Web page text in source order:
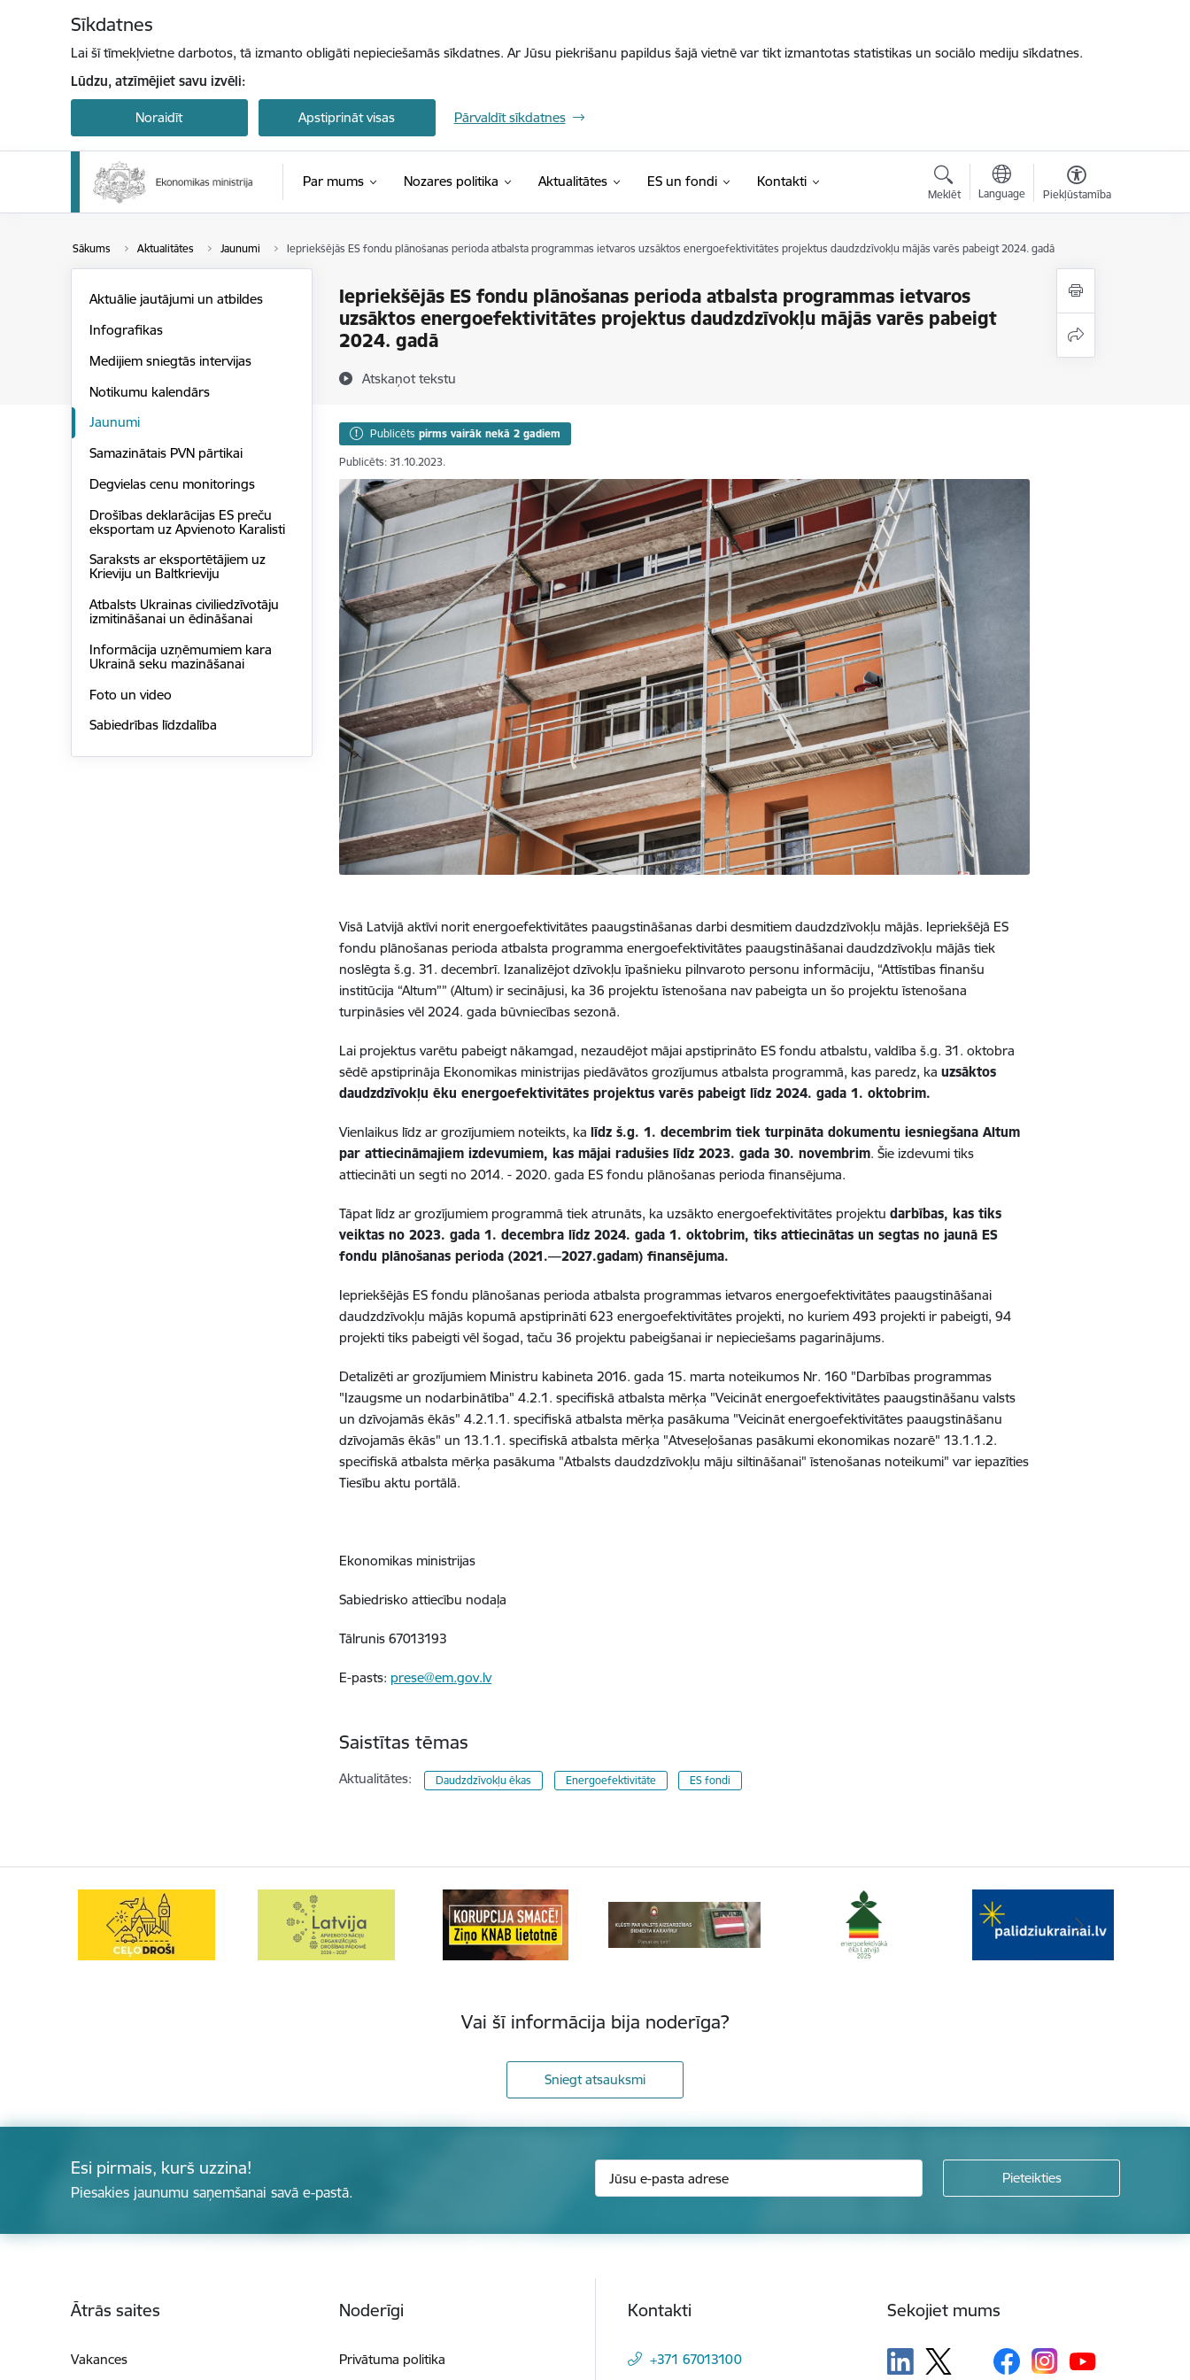
Sīkdatnes
Lai šī tīmekļvietne darbotos, tā izmanto obligāti nepieciešamās sīkdatnes. Ar Jūsu piekrišanu papildus šajā vietnē var tikt izmantotas statistikas un sociālo mediju sīkdatnes.
Lūdzu, atzīmējiet savu izvēli:
Noraidīt Apstiprināt visas Pārvaldīt sīkdatnes
Par mums Nozares politika Aktualitātes ES un fondi Kontakti
Meklēt Language Piekļūstamība
Sākums Aktualitātes Jaunumi Iepriekšējās ES fondu plānošanas perioda atbalsta programmas ietvaros uzsāktos energoefektivitātes projektus daudzdzīvokļu mājās varēs pabeigt 2024. gadā
Iepriekšējās ES fondu plānošanas perioda atbalsta programmas ietvaros
uzsāktos energoefektivitātes projektus daudzdzīvokļu mājās varēs pabeigt
2024. gadā
Atskaņot tekstu
Aktuālie jautājumi un atbildes
Infografikas
Medijiem sniegtās intervijas
Notikumu kalendārs
Jaunumi
Samazinātais PVN pārtikai
Degvielas cenu monitorings
Drošības deklarācijas ES preču
eksportam uz Apvienoto Karalisti
Saraksts ar eksportētājiem uz
Krieviju un Baltkrieviju
Atbalsts Ukrainas civiliedzīvotāju
izmitināšanai un ēdināšanai
Informācija uzņēmumiem kara
Ukrainā seku mazināšanai
Foto un video
Sabiedrības līdzdalība
Publicēts pirms vairāk nekā 2 gadiem
Publicēts: 31.10.2023.
Visā Latvijā aktīvi norit energoefektivitātes paaugstināšanas darbi desmitiem daudzdzīvokļu mājās. Iepriekšējā ES
fondu plānošanas perioda atbalsta programma energoefektivitātes paaugstināšanai daudzdzīvokļu mājās tiek
noslēgta š.g. 31. decembrī. Izanalizējot dzīvokļu īpašnieku pilnvaroto personu informāciju, “Attīstības finanšu
institūcija “Altum”” (Altum) ir secinājusi, ka 36 projektu īstenošana nav pabeigta un šo projektu īstenošana
turpināsies vēl 2024. gada būvniecības sezonā.
Lai projektus varētu pabeigt nākamgad, nezaudējot mājai apstiprināto ES fondu atbalstu, valdība š.g. 31. oktobra
sēdē apstiprināja Ekonomikas ministrijas piedāvātos grozījumus atbalsta programmā, kas paredz, kauzsāktos
daudzdzīvokļu ēku energoefektivitātes projektus varēs pabeigt līdz 2024. gada 1. oktobrim.
Vienlaikus līdz ar grozījumiem noteikts, kalīdz š.g. 1. decembrim tiek turpināta dokumentu iesniegšana Altum
par attiecināmajiem izdevumiem, kas mājai radušies līdz 2023. gada 30. novembrim. Šie izdevumi tiks
attiecināti un segti no 2014. - 2020. gada ES fondu plānošanas perioda finansējuma.
Tāpat līdz ar grozījumiem programmā tiek atrunāts, ka uzsākto energoefektivitātes projektudarbības, kas tiks
veiktas no 2023. gada 1. decembra līdz 2024. gada 1. oktobrim, tiks attiecinātas un segtas no jaunā ES
fondu plānošanas perioda (2021.—2027.gadam) finansējuma.
Iepriekšējās ES fondu plānošanas perioda atbalsta programmas ietvaros energoefektivitātes paaugstināšanai
daudzdzīvokļu mājās kopumā apstiprināti 623 energoefektivitātes projekti, no kuriem 493 projekti ir pabeigti, 94
projekti tiks pabeigti vēl šogad, taču 36 projektu pabeigšanai ir nepieciešams pagarinājums.
Detalizēti ar grozījumiem Ministru kabineta 2016. gada 15. marta noteikumos Nr. 160 "Darbības programmas
"Izaugsme un nodarbinātība" 4.2.1. specifiskā atbalsta mērķa "Veicināt energoefektivitātes paaugstināšanu valsts
un dzīvojamās ēkās" 4.2.1.1. specifiskā atbalsta mērķa pasākuma "Veicināt energoefektivitātes paaugstināšanu
dzīvojamās ēkās" un 13.1.1. specifiskā atbalsta mērķa "Atveseļošanas pasākumi ekonomikas nozarē" 13.1.1.2.
specifiskā atbalsta mērķa pasākuma "Atbalsts daudzdzīvokļu māju siltināšanai" īstenošanas noteikumi" var iepazīties
Tiesību aktu portālā.
Ekonomikas ministrijas
Sabiedrisko attiecību nodaļa
Tālrunis 67013193
E-pasts: prese@em.gov.lv
Saistītas tēmas
Aktualitātes: Daudzdzīvokļu ēkas Energoefektivitāte ES fondi
Vai šī informācija bija noderīga?
Sniegt atsauksmi
Esi pirmais, kurš uzzina!
Piesakies jaunumu saņemšanai savā e-pastā.
Ātrās saites
Vakances
Noderīgi
Privātuma politika
Kontakti
+371 67013100
Sekojiet mums